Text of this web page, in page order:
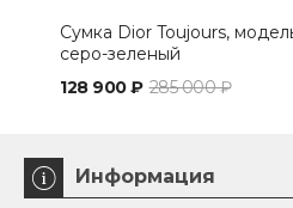
Сумка Dior Toujours,
серо-зеленый
128 900 ₽ 285 000 ₽
Информация